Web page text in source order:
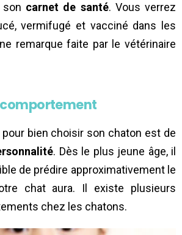
son carnet de santé. Vous verrez
vermifugé et vacciné dans les
remarque faite par le vétérinaire
comportement
pour bien choisir son chaton est de
. Dès le plus jeune âge, il
de prédire approximativement le
chat aura. Il existe plusieurs
chez les chatons.